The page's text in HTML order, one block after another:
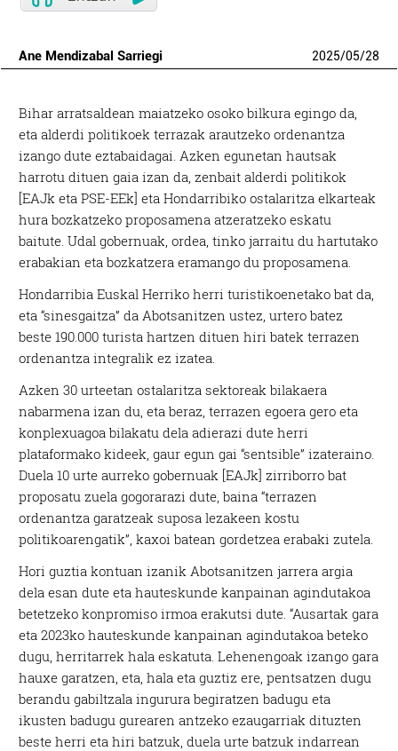
Ane Mendizabal Sarriegi 2025/05/28
Bihar arratsaldean maiatzeko osoko bilkura egingo da,
eta alderdi politikoek terrazak arautzeko ordenantza
izango dute eztabaidagai. Azken egunetan hautsak
harrotu dituen gaia izan da, zenbait alderdi politikok
[EAJk eta PSE-EEk] eta Hondarribiko ostalaritza elkarteak
hura bozkatzeko proposamena atzeratzeko eskatu
baitute. Udal gobernuak, ordea, tinko jarraitu du hartutako
erabakian eta bozkatzera eramango du proposamena.
Hondarribia Euskal Herriko herri turistikoenetako bat da,
eta “sinesgaitza” da Abotsanitzen ustez, urtero batez
beste 190.000 turista hartzen dituen hiri batek terrazen
ordenantza integralik ez izatea.
Azken 30 urteetan ostalaritza sektoreak bilakaera
nabarmena izan du, eta beraz, terrazen egoera gero eta
konplexuagoa bilakatu dela adierazi dute herri
plataformako kideek, gaur egun gai “sentsible” izateraino.
Duela 10 urte aurreko gobernuak [EAJk] zirriborro bat
proposatu zuela gogorarazi dute, baina “terrazen
ordenantza garatzeak suposa lezakeen kostu
politikoarengatik”, kaxoi batean gordetzea erabaki zutela.
Hori guztia kontuan izanik Abotsanitzen jarrera argia
dela esan dute eta hauteskunde kanpainan agindutakoa
betetzeko konpromiso irmoa erakutsi dute. “Ausartak gara
eta 2023ko hauteskunde kanpainan agindutakoa beteko
dugu, herritarrek hala eskatuta. Lehenengoak izango gara
hauxe garatzen, eta, hala eta guztiz ere, pentsatzen dugu
berandu gabiltzala ingurura begiratzen badugu eta
ikusten badugu gurearen antzeko ezaugarriak dituzten
beste herri eta hiri batzuk, duela urte batzuk indarrean